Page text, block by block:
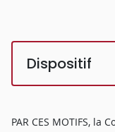
Dispositif
PAR CES MOTIFS, la